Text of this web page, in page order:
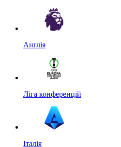
Англія
Ліга конференцій
Італія